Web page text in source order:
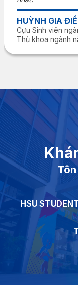
ĐIỀM
ngành Quản trị sự kiện
năm 2024
HSU